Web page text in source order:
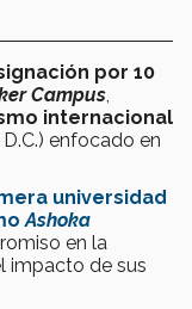
por 10
Campus
internacional
enfocado en
universidad
Ashoka
en la
impacto de sus